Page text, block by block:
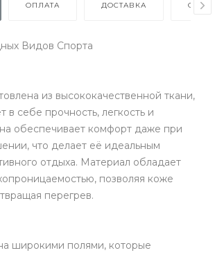
ОПЛАТА ДОСТАВКА
Видов Спорта
из высококачественной ткани,
в себе прочность, легкость и
обеспечивает комфорт даже при
что делает её идеальным
отдыха. Материал обладает
позволяя коже
перегрев.
широкими полями, которые